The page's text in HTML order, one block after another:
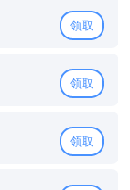
领取
领取
领取